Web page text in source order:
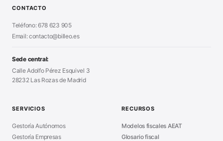
Generador Nóminas
■ Generador Presupuestos
Generador Facturas
■Modelo Nómina PDF
■Calculadora Vacaciones
■Alta Autónomo Paso a Paso
■Certificado Digital
■Sanciones Hacienda
■Asesoría en Madrid
CONTACTO
Teléfono: 678 623 905
Email: contacto@billeo.es
Sede central:
Calle Adolfo Pérez Esquivel 3
28232 Las Rozas de Madrid
SERVICIOS
Gestoría Autónomos
Gestoría Empresas
RECURSOS
Modelos fiscales AEAT
Glosario fiscal